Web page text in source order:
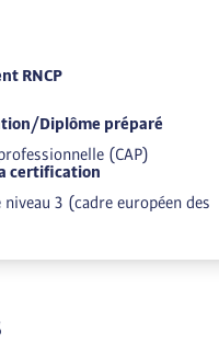
RNCP
Diplôme préparé
(CAP)
certification
3 (cadre européen des